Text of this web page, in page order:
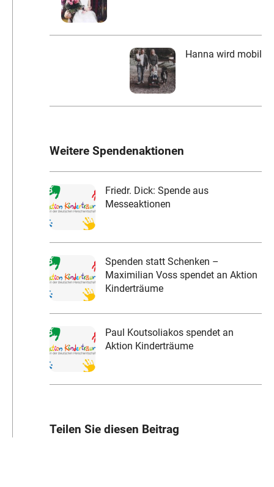
Hanna wird mobil
Weitere Spendenaktionen
Friedr. Dick: Spende aus
Messeaktionen
Spenden statt Schenken –
Maximilian Voss spendet an Aktion
Kinderträume
Paul Koutsoliakos spendet an
Aktion Kinderträume
Teilen Sie diesen Beitrag